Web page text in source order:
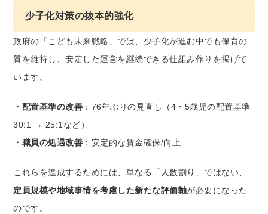
少子化対策の抜本的強化
政府の「こども未来戦略」では、少子化が進む中でも保育の
質を維持し、安定した運営を継続できる仕組み作りを掲げて
います。
・配置基準の改善 ：76年ぶりの見直し（4・5歳児の配置基準
30:1 → 25:1など）
・職員の処遇改善 ：安定的な賃金確保/向上
これらを達成するためには、単なる「人数割り」ではない、
定員規模や地域事情を考慮した新たな評価軸が必要になった
のです。